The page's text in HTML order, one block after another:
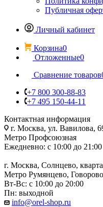
Публичная
Личный кабинет
Корзина0
Отложенные0
Сравнение товаров
+7 800 300-88-83
+7 495 150-44-11
Контактная информация
г. Москва, ул. Вавилова,
Метро Профсоюзная
Ежедневно: с 10:00 до 21:00
г. Москва, Солнцево,
Метро Румянцево, Говорово
Вт-Вс: с 10:00 до 20:00
Пн: выходной
info@orel-shop.ru